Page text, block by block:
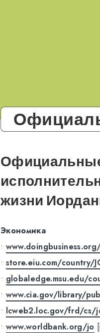
жизни
Экономика
•
• store.eiu.com/country/
• globaledge.msu.edu/
• www.cia.gov/library/
• lcweb2.loc.gov/frd/cs/
• www.worldbank.org/jo